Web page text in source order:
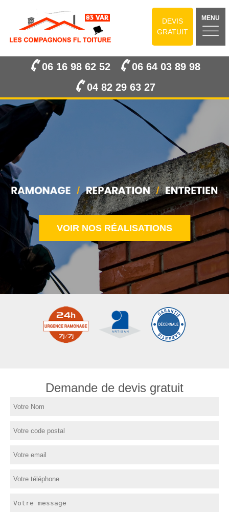
DEVIS
GRATUIT
MENU
06 16 98 62 52
06 64 03 89 98
04 82 29 63 27
VOIR NOS RÉALISATIONS
Demande de devis gratuit